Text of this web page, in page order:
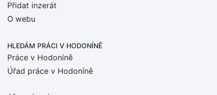
Přidat inzerát
O webu
HLEDÁM PRÁCI V HODONÍNĚ
Práce v Hodoníně
Úřad práce v Hodoníně